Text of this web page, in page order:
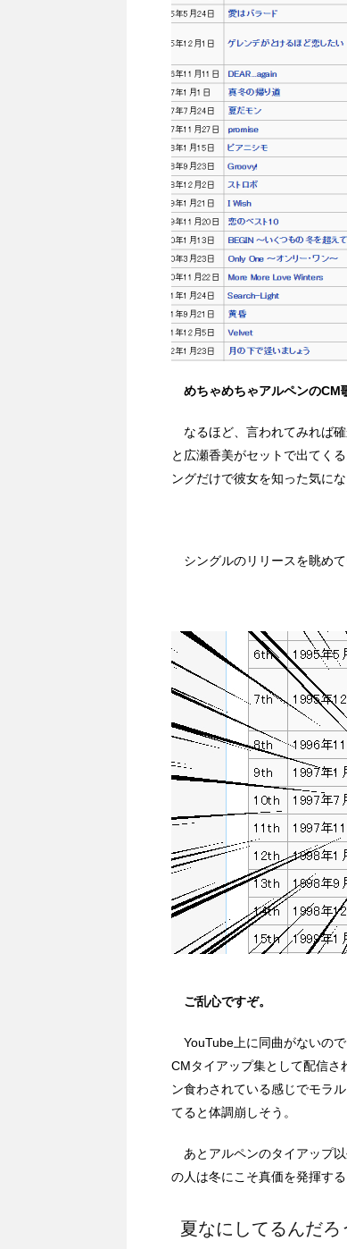
めちゃめちゃアルペンのCM
なるほど、言われてみれば
と広瀬香美がセットで出てく
ングだけで彼女を知った気に
シングルのリリースを眺めて
ご乱心ですぞ。
YouTube上に同曲がないの
CMタイアップ集として配信さ
ン食わされている感じでモラ
てると体調崩しそう。
あとアルペンのタイアップ
の人は冬にこそ真価を発揮す
夏なにしてるんだろ